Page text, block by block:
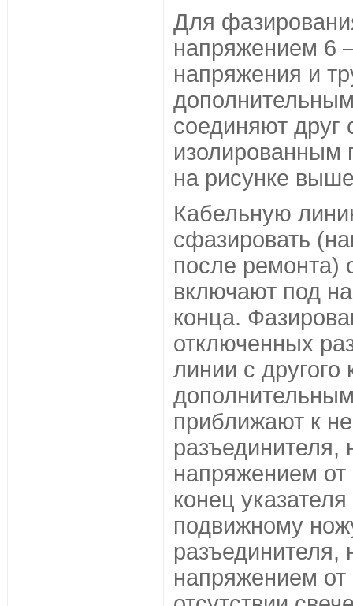
Для
напряжением 6
напряжения и
соединяют друг
изолированным
на рисунке
Кабельную
сфазировать
после ремонта)
включают под
конца.
отключенных
линии с другого
приближают к
напряжением
конец
подвижному
напряжением